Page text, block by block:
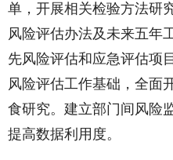
单，开展相关检验方法研
风险评估办法及未来五年
先风险评估和应急评估项
风险评估工作基础，全面
食研究。建立部门间风险
提高数据利用度。